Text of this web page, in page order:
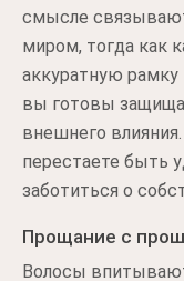
смысле
миром, тогда как
аккуратную рамку
вы готовы
внешнего
перестаете быть
заботиться о
Прощание с
Волосы